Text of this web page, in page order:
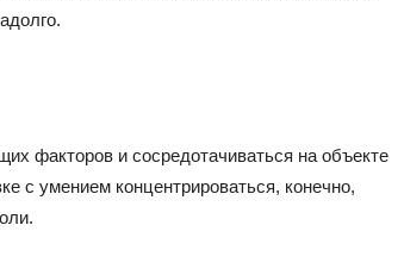
факторов и сосредотачиваться на объекте
с умением концентрироваться, конечно,